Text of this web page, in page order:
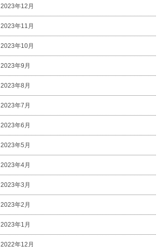
2023年12月
2023年11月
2023年10月
2023年9月
2023年8月
2023年7月
2023年6月
2023年5月
2023年4月
2023年3月
2023年2月
2023年1月
2022年12月